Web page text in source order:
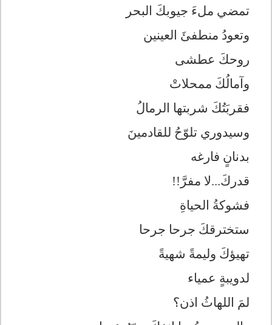
تمضي ملءَ جيوبكَ البحر
وتعودُ منطفئَ العينين
روحكَ عطشى
وآمالُكَ ممحلاتْ
فقربَتُكَ شربتها الرمالُ
وسيدوري تلوّحُ للقادمينَ
بدنانٍ فارغه
قدركَ...لا مفرَّ!!
فشوكةُ الحياةِ
ستخترقكَ جرحا جرحا
تهيؤكَ وليمةً شهيةً
لدويبةٍ عمياء
لمَ اللهاثُ اذن؟